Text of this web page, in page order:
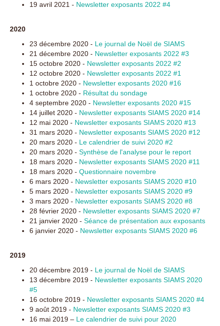
19 avril 2021 - Newsletter exposants 2022 #4
2020
23 décembre 2020 - Le journal de Noël de SIAMS
21 décembre 2020 - Newsletter exposants 2022 #3
15 octobre 2020 - Newsletter exposants 2022 #2
12 octobre 2020 - Newsletter exposants 2022 #1
1 octobre 2020 - Newsletter exposants 2020 #16
1 octobre 2020 - Résultat du sondage
4 septembre 2020 - Newsletter exposants 2020 #15
14 juillet 2020 - Newsletter exposants SIAMS 2020 #14
12 mai 2020 - Newsletter exposants SIAMS 2020 #13
31 mars 2020 - Newsletter exposants SIAMS 2020 #12
20 mars 2020 - Le calendrier de suivi 2020 #2
20 mars 2020 - Synthèse de l'analyse pour le report
18 mars 2020 - Newsletter exposants SIAMS 2020 #11
18 mars 2020 - Questionnaire novembre
6 mars 2020 - Newsletter exposants SIAMS 2020 #10
5 mars 2020 - Newsletter exposants SIAMS 2020 #9
3 mars 2020 - Newsletter exposants SIAMS 2020 #8
28 février 2020 - Newsletter exposants SIAMS 2020 #7
21 janvier 2020 - Séance de présentation aux exposants
6 janvier 2020 - Newsletter exposants SIAMS 2020 #6
2019
20 décembre 2019 - Le journal de Noël de SIAMS
13 décembre 2019 - Newsletter exposants SIAMS 2020
#5
16 octobre 2019 - Newsletter exposants SIAMS 2020 #4
9 août 2019 - Newsletter exposants SIAMS 2020 #3
16 mai 2019 – Le calendrier de suivi pour 2020